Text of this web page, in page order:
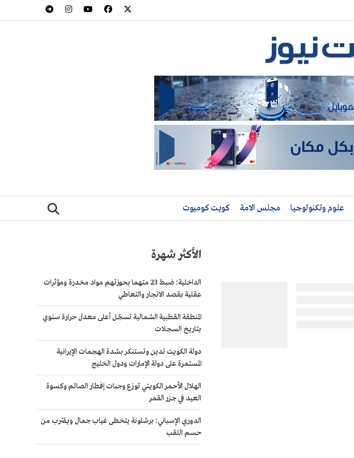
علوم وتكنولوجيا مجلس الامة كويت كوميوت
الأكثر شهرة
الداخلية: ضبط 23 متهما بحوزتهم مواد مخدرة ومؤثرات
عقلية بقصد الاتجار والتعاطي
المنطقة القطبية الشمالية تسجّل أعلى معدل حرارة سنوي
بتاريخ السجلات
دولة الكويت تدين وتستنكر بشدة الهجمات الإيرانية
المستمرة على دولة الإمارات ودول الخليج
الهلال الأحمر الكويتي توزع وجبات إفطار الصائم وكسوة
العيد في جزر القمر
الدوري الإسباني: برشلونة يتخطى غياب جمال ويقترب من
حسم اللقب